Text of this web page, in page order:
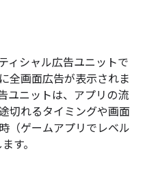
ィシャル広告ユニットで
全画面広告が表示されま
ユニットは、アプリの流
切れるタイミングや画面
（ゲームアプリでレベル
す。